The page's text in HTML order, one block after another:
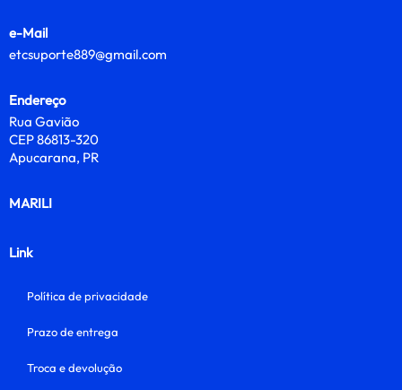
e-Mail
etcsuporte889@gmail.com
Endereço
Rua Gavião
CEP 86813-320
Apucarana, PR
MARILI
Link
Política de privacidade
Prazo de entrega
Troca e devolução